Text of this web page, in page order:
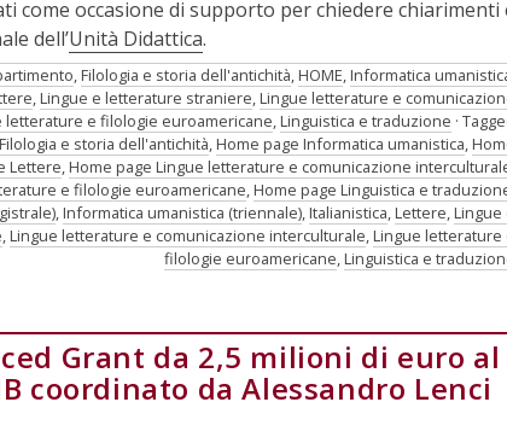
come occasione di supporto per chiedere chiarimenti
dell’Unità Didattica.
,Filologia e storia dell'antichità,HOME,Informatica
,Lingue e letterature straniere,Lingue letterature e
letterature e filologie euroamericane,Linguistica e traduzione
Filologia e storia dell'antichità,Home page Informatica umanistica,
Lettere,Home page Lingue letterature e comunicazione
e filologie euroamericane,Home page Linguistica e
,Informatica umanistica (triennale),Italianistica,Lettere,Lingue
,Lingue letterature e comunicazione interculturale,Lingue letterature
filologie euroamericane,Linguistica e
Grant da 2,5 milioni di euro al
coordinato da Alessandro Lenci